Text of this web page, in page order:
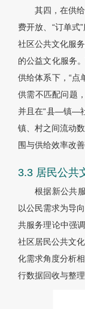
其四，在供
费开放、“订单式
社区公共文化服
的公益文化服务
供给体系下，“点
供需不匹配问题
并且在“县—镇—
镇、村之间流动
围与供给效率改
3.3 居民公共
根据新公共
以公民需求为导
共服务理论中强
社区居民公共文
化需求角度分析
行数据回收与整理